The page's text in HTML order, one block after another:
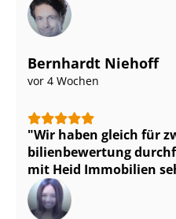
Bernhardt Niehoff
vor 4 Wochen
Wir haben gleich für
bi­li­en­be­wer­tung
mit Heid Immobilien